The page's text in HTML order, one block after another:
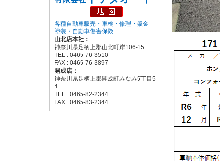
各種自動車販売・車検・修理・鈑金
塗装・自動車傷害保険
山北店本社：
神奈川県足柄上郡山北町岸106-15
TEL : 0465-76-3510
FAX : 0465-76-3897
開成店：
神奈川県足柄上郡開成町みなみ5丁目5-
4
TEL : 0465-82-2344
FAX : 0465-83-2344